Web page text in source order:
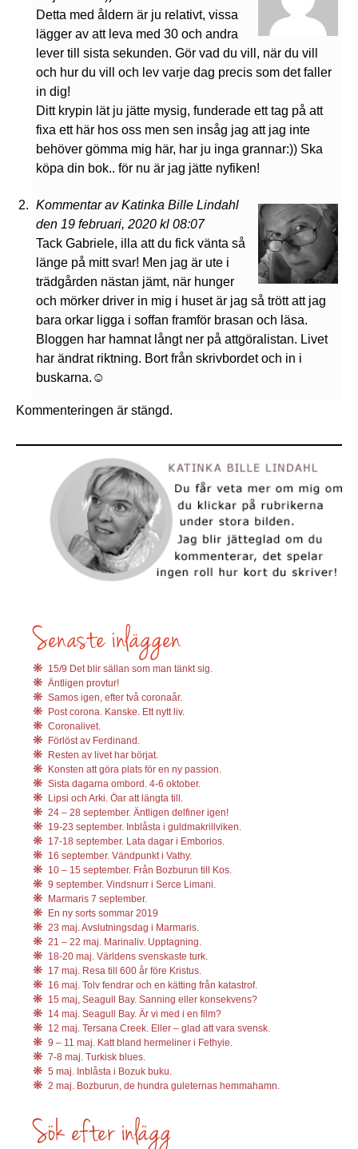
Detta med åldern är ju relativt, vissa
lägger av att leva med 30 och andra
lever till sista sekunden. Gör vad du vill, när du vill
och hur du vill och lev varje dag precis som det faller
in dig!
Ditt krypin lät ju jätte mysig, funderade ett tag på att
fixa ett här hos oss men sen insåg jag att jag inte
behöver gömma mig här, har ju inga grannar:)) Ska
köpa din bok.. för nu är jag jätte nyfiken!
Kommentar av Katinka Bille Lindahl
den 19 februari, 2020 kl 08:07
Tack Gabriele, illa att du fick vänta så
länge på mitt svar! Men jag är ute i
trädgården nästan jämt, när hunger
och mörker driver in mig i huset är jag så trött att jag
bara orkar ligga i soffan framför brasan och läsa.
Bloggen har hamnat långt ner på attgöralistan. Livet
har ändrat riktning. Bort från skrivbordet och in i
buskarna.☺️
Kommenteringen är stängd.
15/9 Det blir sällan som man tänkt sig.
Äntligen provtur!
Samos igen, efter två coronaår.
Post corona. Kanske. Ett nytt liv.
Coronalivet.
Förlöst av Ferdinand.
Resten av livet har börjat.
Konsten att göra plats för en ny passion.
Sista dagarna ombord. 4-6 oktober.
Lipsi och Arki. Öar att längta till.
24 – 28 september. Äntligen delfiner igen!
19-23 september. Inblåsta i guldmakrillviken.
17-18 september. Lata dagar i Emborios.
16 september. Vändpunkt i Vathy.
10 – 15 september. Från Bozburun till Kos.
9 september. Vindsnurr i Serce Limani.
Marmaris 7 september.
En ny sorts sommar 2019
23 maj. Avslutningsdag i Marmaris.
21 – 22 maj. Marinaliv. Upptagning.
18-20 maj. Världens svenskaste turk.
17 maj. Resa till 600 år före Kristus.
16 maj. Tolv fendrar och en kätting från katastrof.
15 maj, Seagull Bay. Sanning eller konsekvens?
14 maj. Seagull Bay. Är vi med i en film?
12 maj. Tersana Creek. Eller – glad att vara svensk.
9 – 11 maj. Katt bland hermeliner i Fethyie.
7-8 maj. Turkisk blues.
5 maj. Inblåsta i Bozuk buku.
2 maj. Bozburun, de hundra guleternas hemmahamn.